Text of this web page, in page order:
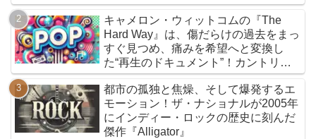
『Bounty Killer』は、貧者の代弁者と
しての信念と、爆音でしか語れないリ
アルな真実を詰め込んだ決定的アルバ
ムだ
キャメロン・ウィットコムの『The
Hard Way』は、傷だらけの過去をまっ
すぐ見つめ、痛みを希望へと変換し
た“再生のドキュメント”！カントリー
とフォークを軸に、荒削りな衝動と繊
細な感情が交差するサウンドは、人生
の遠回りさえも価値ある物語へと昇華
していく
都市の孤独と焦燥、そして爆発するエ
モーション！ザ・ナショナルが2005年
にインディー・ロックの歴史に刻んだ
傑作『Alligator』